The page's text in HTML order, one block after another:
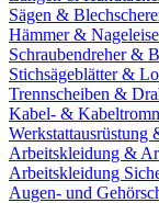
Sägen &
Hämmer &
Schraubendreher &
Stichsägeblätter &
Trennscheiben &
Kabel- &
Werkstattausrüstung
Arbeitskleidung &
Arbeitskleidung
Augen- und